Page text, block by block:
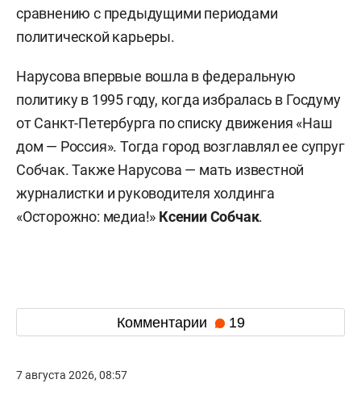
сравнению с предыдущими периодами
политической карьеры.
Нарусова впервые вошла в федеральную
политику в 1995 году, когда избралась в Госдуму
от Санкт-Петербурга по списку движения «Наш
дом — Россия». Тогда город возглавлял ее супруг
Собчак. Также Нарусова — мать известной
журналистки и руководителя холдинга
«Осторожно: медиа!» Ксении Собчак.
Комментарии 19
7 августа 2026, 08:57